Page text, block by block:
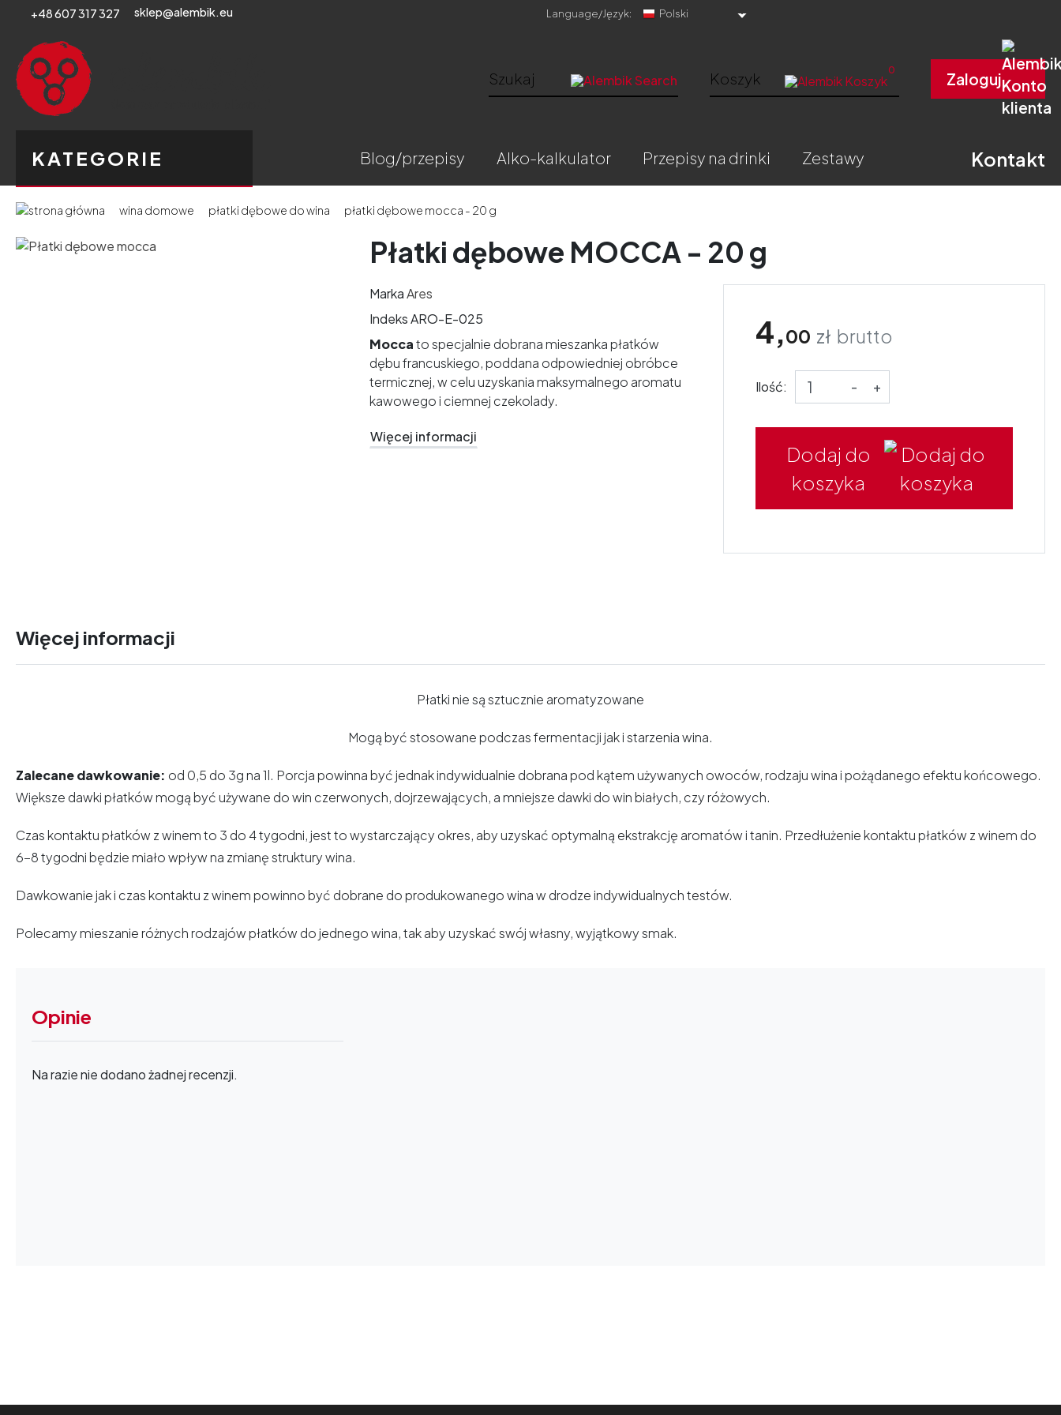
+48 607 317 327 sklep@alembik.eu Language/Język: Polski
Koszyk 0 Zaloguj
KATEGORIE blog/przepisy alko-kalkulator przepisy na drinki zestawy Kontakt
wina domowe płatki dębowe do wina płatki dębowe mocca - 20 g
Płatki dębowe MOCCA - 20 g
MarkaAres
IndeksARO-E-025
Moccato specjalnie dobrana mieszanka płatków
dębu francuskiego, poddana odpowiedniej obróbce
termicznej, w celu uzyskania maksymalnego aromatu
kawowego i ciemnej czekolady.
Więcej informacji
4,00 zł brutto
Ilość: - +
Dodaj do
koszyka
Więcej informacji
Płatki nie są sztucznie aromatyzowane
Mogą być stosowane podczas fermentacji jak i starzenia wina.
Zalecane dawkowanie: od 0,5 do 3g na 1l. Porcja powinna być jednak indywidualnie dobrana pod kątem używanych owoców, rodzaju wina i pożądanego efektu końcowego.
Większe dawki płatków mogą być używane do win czerwonych, dojrzewających, a mniejsze dawki do win białych, czy różowych.
Czas kontaktu płatków z winem to 3 do 4 tygodni, jest to wystarczający okres, aby uzyskać optymalną ekstrakcję aromatów i tanin. Przedłużenie kontaktu płatków z winem do
6-8 tygodni będzie miało wpływ na zmianę struktury wina.
Dawkowanie jak i czas kontaktu z winem powinno być dobrane do produkowanego wina w drodze indywidualnych testów.
Polecamy mieszanie różnych rodzajów płatków do jednego wina, tak aby uzyskać swój własny, wyjątkowy smak.
Opinie
Na razie nie dodano żadnej recenzji.